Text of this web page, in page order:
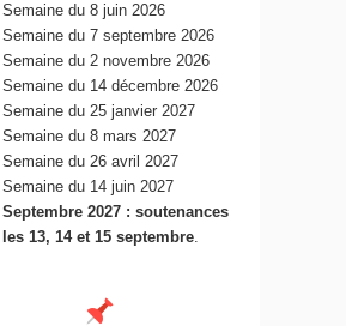
Semaine du 8 juin 2026
Semaine du 7 septembre 2026
Semaine du 2 novembre 2026
Semaine du 14 décembre 2026
Semaine du 25 janvier 2027
Semaine du 8 mars 2027
Semaine du 26 avril 2027
Semaine du 14 juin 2027
Septembre 2027 : soutenances
les 13, 14 et 15 septembre.